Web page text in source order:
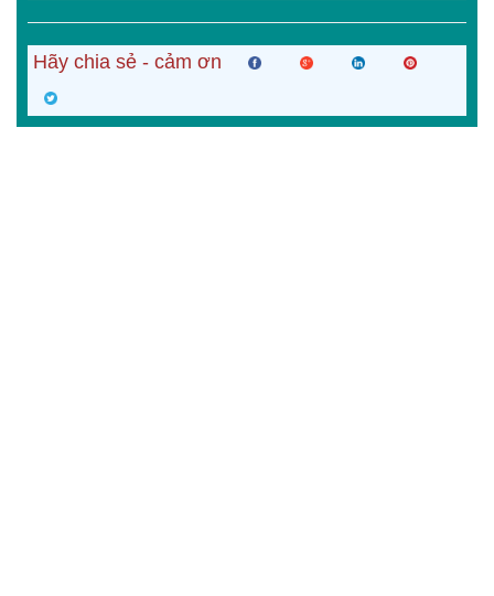
Hãy chia sẻ - cảm ơn